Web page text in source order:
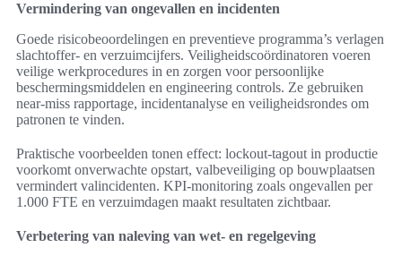
Vermindering van ongevallen en incidenten
Goede risicobeoordelingen en preventieve programma’s verlagen
slachtoffer- en verzuimcijfers. Veiligheidscoördinatoren voeren
veilige werkprocedures in en zorgen voor persoonlijke
beschermingsmiddelen en engineering controls. Ze gebruiken
near-miss rapportage, incidentanalyse en veiligheidsrondes om
patronen te vinden.
Praktische voorbeelden tonen effect: lockout-tagout in productie
voorkomt onverwachte opstart, valbeveiliging op bouwplaatsen
vermindert valincidenten. KPI-monitoring zoals ongevallen per
1.000 FTE en verzuimdagen maakt resultaten zichtbaar.
Verbetering van naleving van wet- en regelgeving